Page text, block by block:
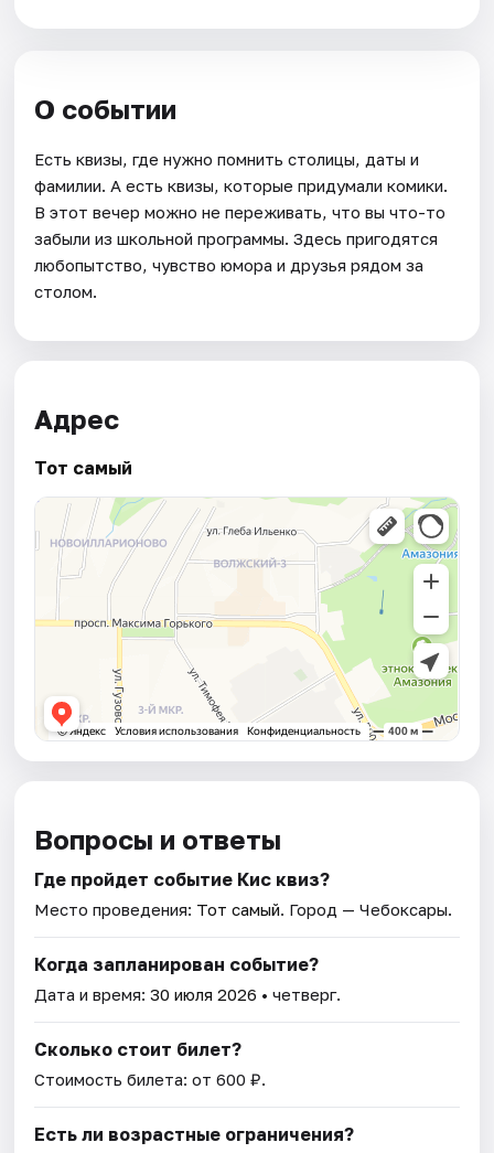
О событии
Есть квизы, где нужно помнить столицы, даты и
фамилии. А есть квизы, которые придумали комики.
В этот вечер можно не переживать, что вы что-то
забыли из школьной программы. Здесь пригодятся
любопытство, чувство юмора и друзья рядом за
столом.
Адрес
Тот самый
Вопросы и ответы
Где пройдет событие Кис квиз?
Место проведения: Тот самый. Город — Чебоксары.
Когда запланирован событие?
Дата и время:30 июля 2026 • четверг.
Сколько стоит билет?
Стоимость билета: от 600 ₽.
Есть ли возрастные ограничения?